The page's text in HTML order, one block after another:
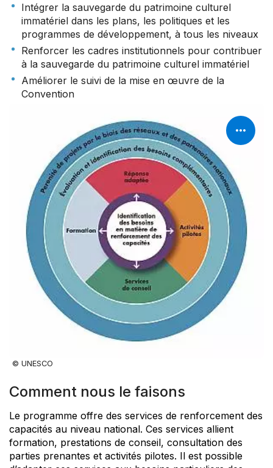
Intégrer la sauvegarde du patrimoine culturel
immatériel dans les plans, les politiques et les
programmes de développement, à tous les niveaux
Renforcer les cadres institutionnels pour contribuer
à la sauvegarde du patrimoine culturel immatériel
Améliorer le suivi de la mise en œuvre de la
Convention
© UNESCO
Comment nous le faisons
Le programme offre des services de renforcement des
capacités au niveau national. Ces services allient
formation, prestations de conseil, consultation des
parties prenantes et activités pilotes. Il est possible